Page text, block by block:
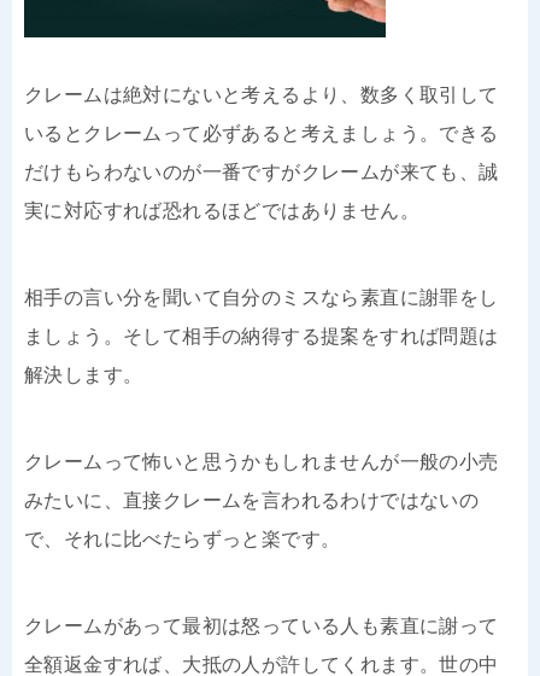
クレームは絶対にないと考えるより、数多く取引して
いるとクレームって必ずあると考えましょう。できる
だけもらわないのが一番ですがクレームが来ても、誠
実に対応すれば恐れるほどではありません。
相手の言い分を聞いて自分のミスなら素直に謝罪をし
ましょう。そして相手の納得する提案をすれば問題は
解決します。
クレームって怖いと思うかもしれませんが一般の小売
みたいに、直接クレームを言われるわけではないの
で、それに比べたらずっと楽です。
クレームがあって最初は怒っている人も素直に謝って
全額返金すれば、大抵の人が許してくれます。世の中